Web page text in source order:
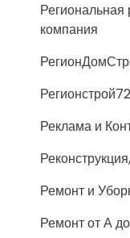
Региональная
компания
Реклама и
Ремонт и
Ремонт от А